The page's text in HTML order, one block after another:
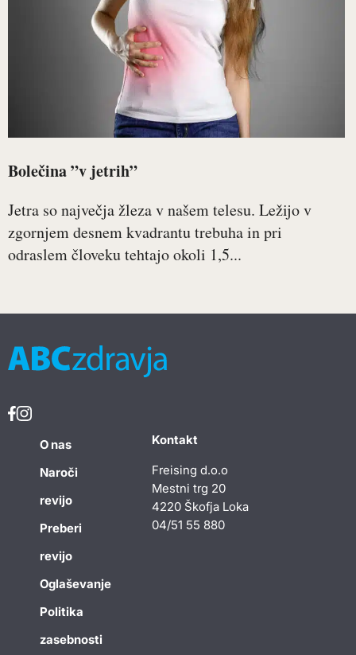
Bolečina ”v jetrih”
Jetra so največja žleza v našem telesu. Ležijo v
zgornjem desnem kvadrantu trebuha in pri
odraslem človeku tehtajo okoli 1,5...
O nas
Naroči
revijo
Preberi
revijo
Oglaševanje
Politika
zasebnosti
Kontakt
Freising d.o.o
Mestni trg 20
4220 Škofja Loka
04/51 55 880